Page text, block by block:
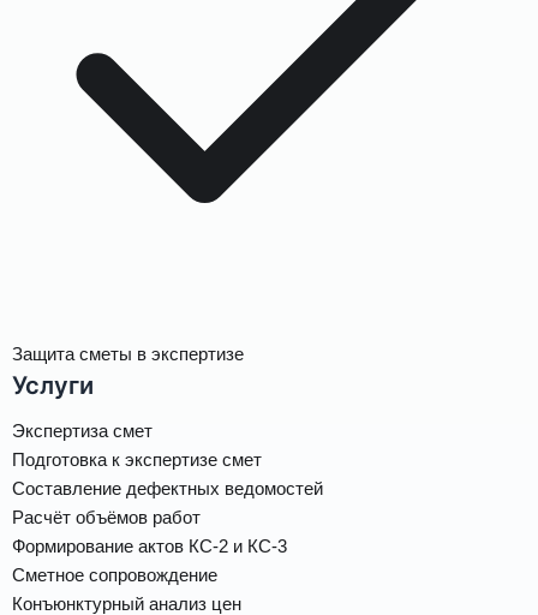
Защита сметы в экспертизе
Услуги
Экспертиза смет
Подготовка к экспертизе смет
Составление дефектных ведомостей
Расчёт объёмов работ
Формирование актов КС-2 и КС-3
Сметное сопровождение
Конъюнктурный анализ цен